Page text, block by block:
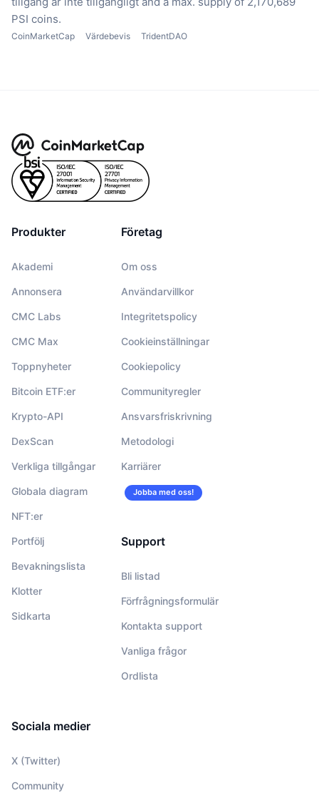
PSI coins.
CoinMarketCap Värdebevis TridentDAO
Produkter
Akademi
Annonsera
CMC Labs
CMC Max
Toppnyheter
Bitcoin ETF:er
Krypto-API
DexScan
Verkliga tillgångar
Globala diagram
NFT:er
Portfölj
Bevakningslista
Klotter
Sidkarta
Företag
Om oss
Användarvillkor
Integritetspolicy
Cookieinställningar
Cookiepolicy
Communityregler
Ansvarsfriskrivning
Metodologi
Karriärer
Jobba med oss!
Support
Bli listad
Förfrågningsformulär
Kontakta support
Vanliga frågor
Ordlista
Sociala medier
X (Twitter)
Community